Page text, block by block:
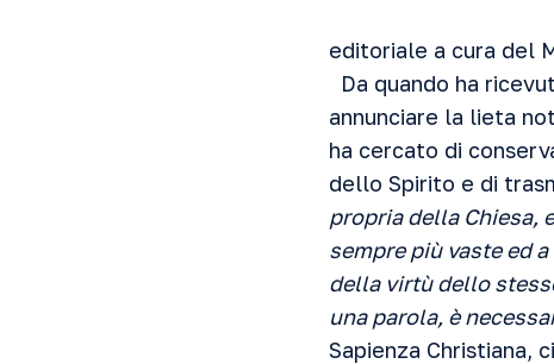
editoriale a cura del
Da quando ha
annunciare la lieta
ha cercato di
dello Spirito e di
propria della Chiesa,
sempre più vaste ed
della virtù dello
una parola, è
Sapienza Christiana,